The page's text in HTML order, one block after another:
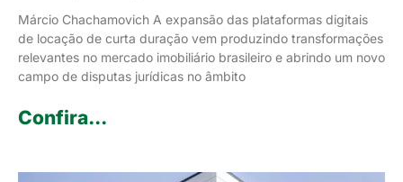
Márcio Chachamovich A expansão das plataformas digitais
de locação de curta duração vem produzindo transformações
relevantes no mercado imobiliário brasileiro e abrindo um novo
campo de disputas jurídicas no âmbito
Confira...